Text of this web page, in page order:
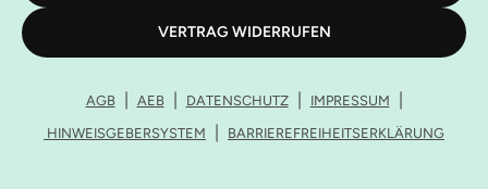
VERTRAG WIDERRUFEN
AGB AEB DATENSCHUTZ
IMPRESSUM
HINWEISGEBERSYSTEM
BARRIEREFREIHEITSERKLÄRUNG